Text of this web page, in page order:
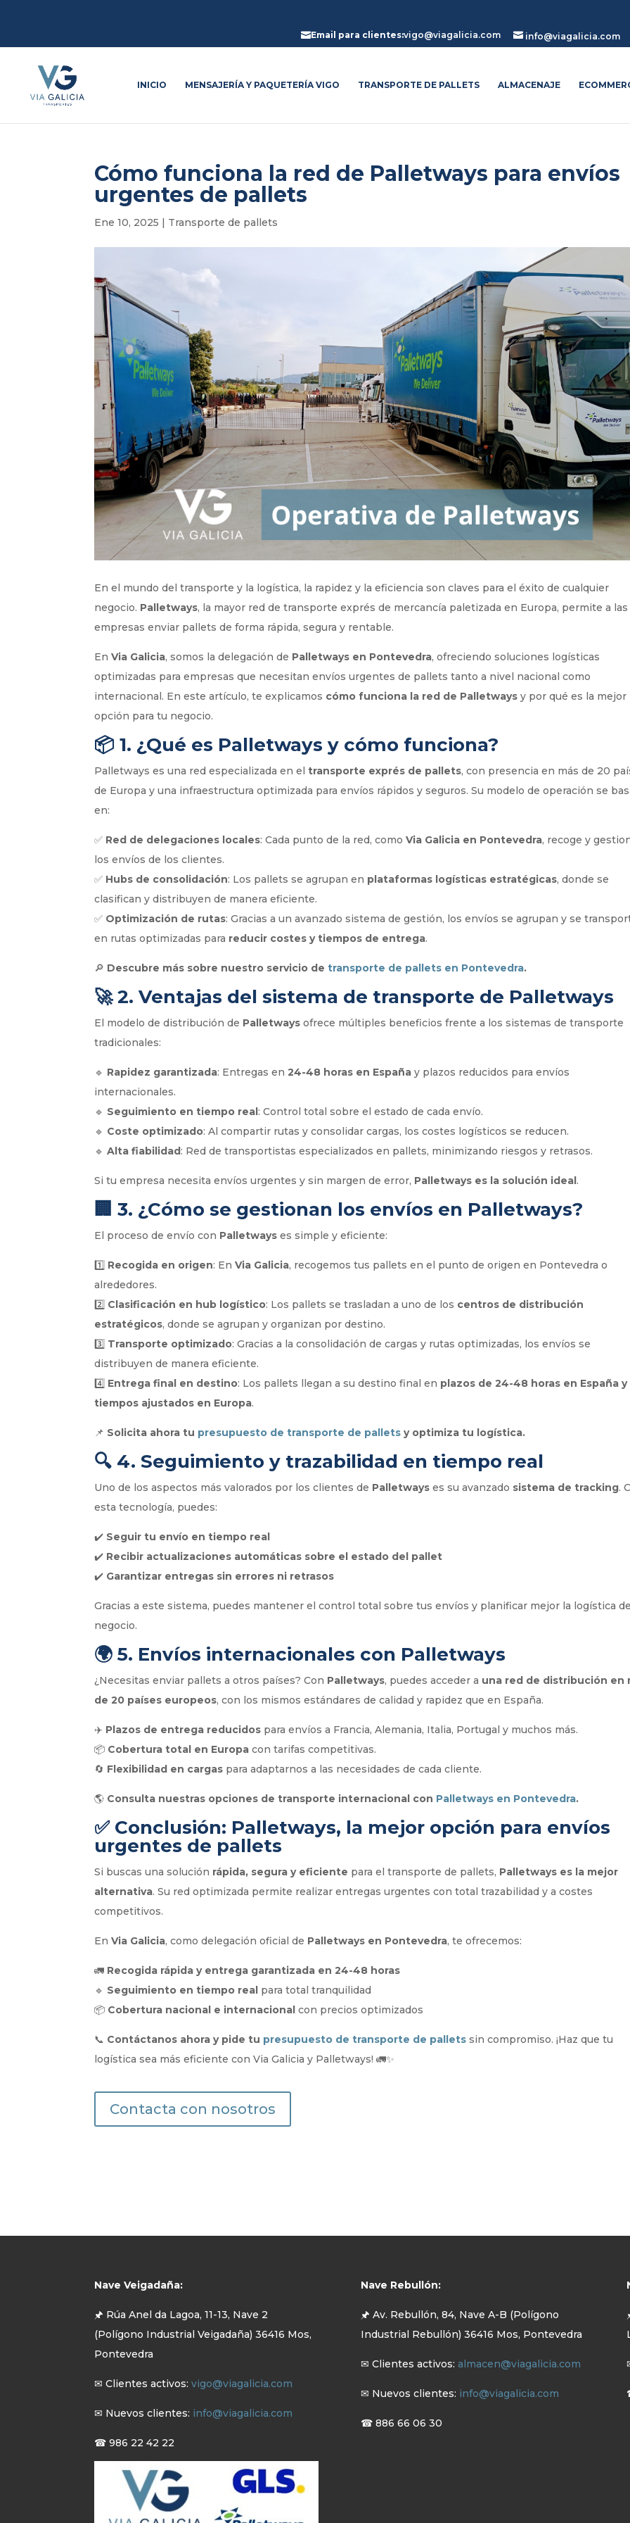
Email para clientes:vigo@viagalicia.com  info@viagalicia.com
INICIO MENSAJERÍA Y PAQUETERÍA VIGO TRANSPORTE DE PALLETS ALMACENAJE
Cómo funciona la red de Palletways para envíos
urgentes de pallets
Ene 10, 2025 | Transporte de pallets
En el mundo del transporte y la logística, la rapidez y la eficiencia son claves para el éxito de cualquier
negocio. Palletways, la mayor red de transporte exprés de mercancía paletizada en Europa, permite a las
empresas enviar pallets de forma rápida, segura y rentable.
EnVia Galicia, somos la delegación de Palletways en Pontevedra, ofreciendo soluciones logísticas
optimizadas para empresas que necesitan envíos urgentes de pallets tanto a nivel nacional como
internacional. En este artículo, te explicamos cómo funciona la red de Palletways y por qué es la mejor
opción para tu negocio.
📦1. ¿Qué es Palletways y cómo funciona?
Palletways es una red especializada en eltransporte exprés de pallets, con presencia en más de 20
de Europa y una infraestructura optimizada para envíos rápidos y seguros. Su modelo de operación se
en:
✅ Red de delegaciones locales: Cada punto de la red, comoVia Galicia en Pontevedra, recoge y
los envíos de los clientes.
✅ Hubs de consolidación: Los pallets se agrupan en plataformas logísticas estratégicas, donde se
clasifican y distribuyen de manera eficiente.
✅ Optimización de rutas: Gracias a un avanzado sistema de gestión, los envíos se agrupan y se
en rutas optimizadas para reducir costes y tiempos de entrega.
🔎 Descubre más sobre nuestro servicio detransporte de pallets en Pontevedra.
🚀2. Ventajas del sistema de transporte de Palletways
El modelo de distribución de Palletways ofrece múltiples beneficios frente a los sistemas de transporte
tradicionales:
🔹 Rapidez garantizada: Entregas en24-48 horas en España y plazos reducidos para envíos
internacionales.
🔹 Seguimiento en tiempo real: Control total sobre el estado de cada envío.
🔹 Coste optimizado: Al compartir rutas y consolidar cargas, los costes logísticos se reducen.
🔹Alta fiabilidad: Red de transportistas especializados en pallets, minimizando riesgos y retrasos.
Si tu empresa necesita envíos urgentes y sin margen de error, Palletways es la solución ideal.
🏢3. ¿Cómo se gestionan los envíos en Palletways?
El proceso de envío con Palletways es simple y eficiente:
1️⃣ Recogida en origen: EnVia Galicia, recogemos tus pallets en el punto de origen en Pontevedra o
alrededores.
2️⃣ Clasificación en hub logístico: Los pallets se trasladan a uno de los centros de distribución
estratégicos, donde se agrupan y organizan por destino.
3️⃣ Transporte optimizado: Gracias a la consolidación de cargas y rutas optimizadas, los envíos se
distribuyen de manera eficiente.
4️⃣ Entrega final en destino: Los pallets llegan a su destino final en plazos de 24-48 horas en España y
tiempos ajustados en Europa.
📌 Solicita ahora tu presupuesto de transporte de pallets y optimiza tu logística.
🔍 4. Seguimiento y trazabilidad en tiempo real
Uno de los aspectos más valorados por los clientes de Palletways es su avanzado sistema de tracking.
esta tecnología, puedes:
✔️ Seguir tu envío en tiempo real
✔️ Recibir actualizaciones automáticas sobre el estado del pallet
✔️ Garantizar entregas sin errores ni retrasos
Gracias a este sistema, puedes mantener el control total sobre tus envíos y planificar mejor la logística
negocio.
🌍5. Envíos internacionales con Palletways
¿Necesitas enviar pallets a otros países? Con Palletways, puedes acceder a una red de distribución en
de 20 países europeos, con los mismos estándares de calidad y rapidez que en España.
✈️ Plazos de entrega reducidos para envíos a Francia, Alemania, Italia, Portugal y muchos más.
📦 Cobertura total en Europa con tarifas competitivas.
🔄 Flexibilidad en cargas para adaptarnos a las necesidades de cada cliente.
🌎 Consulta nuestras opciones de transporte internacional con Palletways en Pontevedra.
✅ Conclusión: Palletways, la mejor opción para envíos
urgentes de pallets
Si buscas una solución rápida, segura y eficiente para el transporte de pallets, Palletways es la mejor
alternativa. Su red optimizada permite realizar entregas urgentes con total trazabilidad y a costes
competitivos.
EnVia Galicia, como delegación oficial de Palletways en Pontevedra, te ofrecemos:
🚛 Recogida rápida y entrega garantizada en 24-48 horas
🔹 Seguimiento en tiempo real para total tranquilidad
📦 Cobertura nacional e internacional con precios optimizados
📞 Contáctanos ahora y pide tu presupuesto de transporte de pallets sin compromiso. ¡Haz que tu
logística sea más eficiente con Via Galicia y Palletways! 🚛✨
Contacta con nosotros
Nave Veigadaña:
🖈 Rúa Anel da Lagoa, 11-13, Nave 2
(Polígono Industrial Veigadaña) 36416 Mos,
Pontevedra
✉ Clientes activos:vigo@viagalicia.com
✉ Nuevos clientes: info@viagalicia.com
☎ 986 22 42 22
Nave Rebullón:
🖈 Av. Rebullón, 84, Nave A-B (Polígono
Industrial Rebullón) 36416 Mos, Pontevedra
✉ Clientes activos: almacen@viagalicia.com
✉ Nuevos clientes: info@viagalicia.com
☎ 886 66 06 30